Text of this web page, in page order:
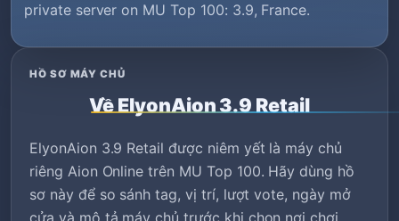
private server on MU Top 100: 3.9, France.
HỒ SƠ MÁY CHỦ
Về ElyonAion 3.9 Retail
ElyonAion 3.9 Retail được niêm yết là máy chủ
riêng Aion Online trên MU Top 100. Hãy dùng hồ
sơ này để so sánh tag, vị trí, lượt vote, ngày mở
cửa và mô tả máy chủ trước khi chọn nơi chơi.